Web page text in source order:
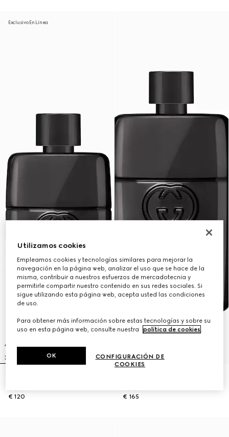
Exclusivo En Línea
50 ml
€ 120
90 ml
€ 165
Utilizamos cookies
Empleamos cookies y tecnologías similares para mejorar la
navegación en la página web, analizar el uso que se hace de la
misma, contribuir a nuestros esfuerzos de mercadotecnia y
permitirle compartir nuestro contenido en sus redes sociales. Si
sigue utilizando esta página web, acepta usted las condiciones
de uso.
Para obtener más información sobre estas tecnologías y sobre su
uso en esta página web, consulte nuestra
política de cookies.
CONFIGURACIÓN DE
COOKIES
OK